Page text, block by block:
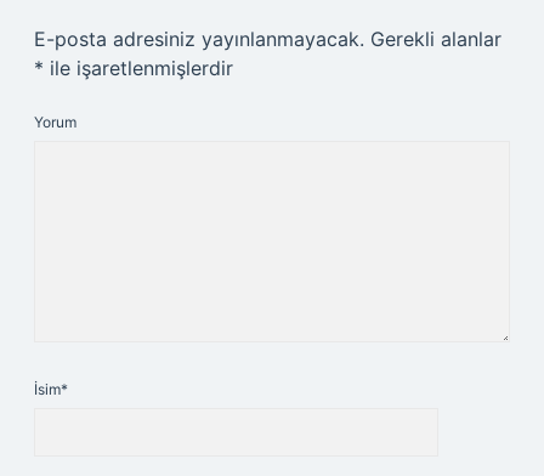
E-posta adresiniz yayınlanmayacak. Gerekli alanlar
* ile işaretlenmişlerdir
Yorum
İsim*